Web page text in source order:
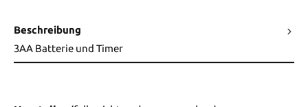
Beschreibung
3AA Batterie und Timer